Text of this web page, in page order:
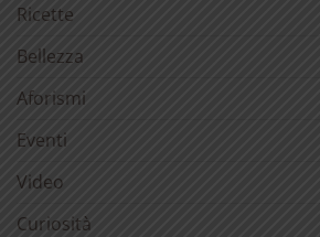
Ricette
Bellezza
Aforismi
Eventi
Video
Curiosità